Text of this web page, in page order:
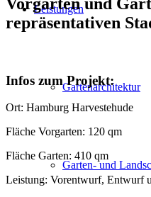
Leistungen
Gartenarchitektur
Garten- und
repräsentativen
Infos zum Projekt:
Ort: Hamburg Harvestehude
Fläche Vorgarten: 120 qm
Fläche Garten: 410 qm
Leistung: Vorentwurf, Entwurf